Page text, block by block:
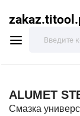
ALUMET
Смазка